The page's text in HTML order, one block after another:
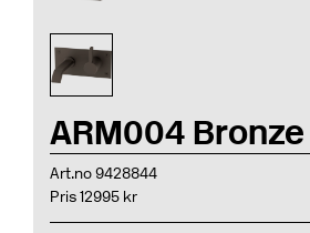
ARM004 Bronze
Art.no 9428844
Pris 12995 kr